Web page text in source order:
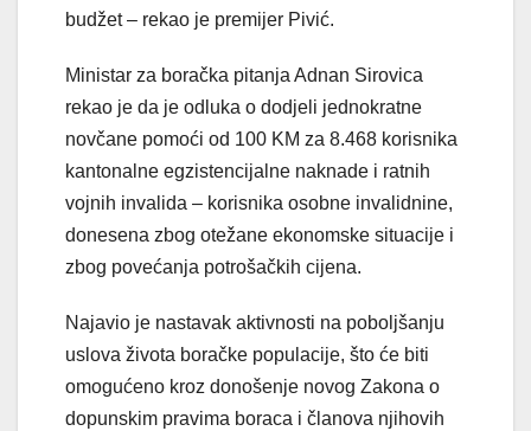
budžet – rekao je premijer Pivić.
Ministar za boračka pitanja Adnan Sirovica
rekao je da je odluka o dodjeli jednokratne
novčane pomoći od 100 KM za 8.468 korisnika
kantonalne egzistencijalne naknade i ratnih
vojnih invalida – korisnika osobne invalidnine,
donesena zbog otežane ekonomske situacije i
zbog povećanja potrošačkih cijena.
Najavio je nastavak aktivnosti na poboljšanju
uslova života boračke populacije, što će biti
omogućeno kroz donošenje novog Zakona o
dopunskim pravima boraca i članova njihovih